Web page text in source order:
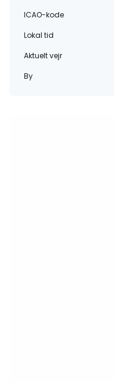
ICAO-kode
Lokal tid
Aktuelt vejr
By